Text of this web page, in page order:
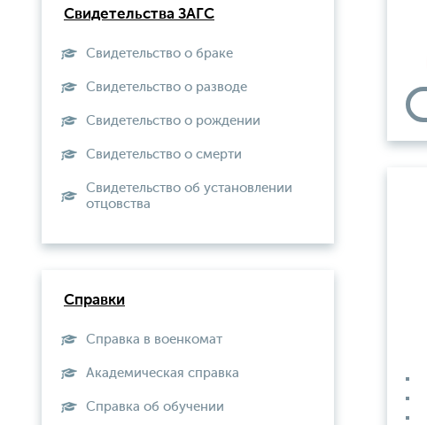
Свидетельства ЗАГС
Свидетельство о браке
Свидетельство о разводе
Свидетельство о рождении
Свидетельство о смерти
Свидетельство об установлении
отцовства
Справки
Справка в военкомат
Академическая справка
Справка об обучении